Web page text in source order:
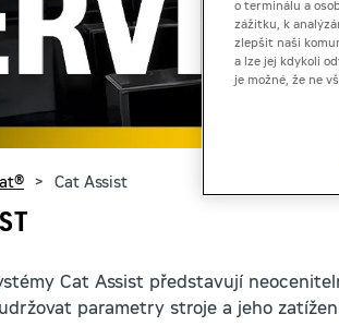
Cat Assist
Cat Assist představují
parametry stroje a jeho
o terminálu a
zážitku, k
zlepšit naši
a lze jej kdykoli
je možné, že ne